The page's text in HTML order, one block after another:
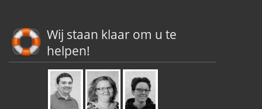
Wij staan klaar om u te
helpen!